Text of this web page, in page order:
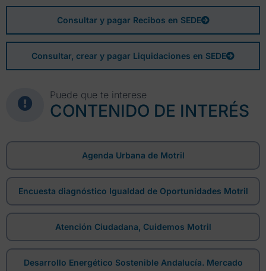
Consultar y pagar Recibos en SEDE
Consultar, crear y pagar Liquidaciones en SEDE
Puede que te interese
CONTENIDO DE INTERÉS
Agenda Urbana de Motril
Encuesta diagnóstico Igualdad de Oportunidades Motril
Atención Ciudadana, Cuidemos Motril
Desarrollo Energético Sostenible Andalucía. Mercado